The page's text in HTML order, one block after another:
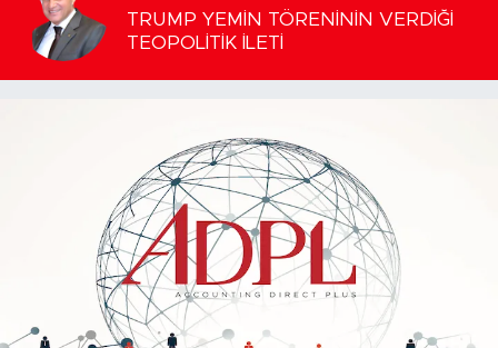
TRUMP YEMİN TÖRENİNİN VERDİĞİ
TEOPOLİTİK İLETİ